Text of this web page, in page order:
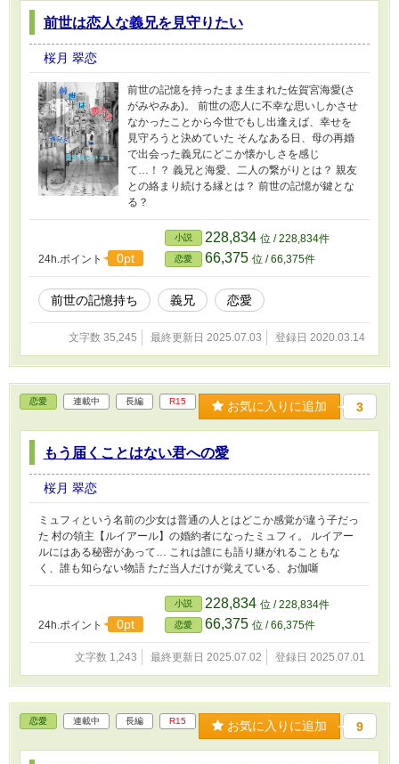
前世は恋人な義兄を見守りたい
桜月 翠恋
前世の記憶を持ったまま生まれた佐賀宮海愛(さ
がみやみあ)。 前世の恋人に不幸な思いしかさせ
なかったことから今世でもし出逢えば、幸せを
見守ろうと決めていた そんなある日、母の再婚
で出会った義兄にどこか懐かしさを感じ
て…！？ 義兄と海愛、二人の繋がりとは？ 親友
との絡まり続ける縁とは？ 前世の記憶が鍵とな
る？
24h.ポイント 0pt
小説 228,834 位 / 228,834件
恋愛 66,375 位 / 66,375件
前世の記憶持ち 義兄 恋愛
文字数 35,245 最終更新日 2025.07.03 登録日 2020.03.14
恋愛 連載中 長編 R15 お気に入りに追加 3
もう届くことはない君への愛
桜月 翠恋
ミュフィという名前の少女は普通の人とはどこか感覚が違う子だっ
た 村の領主【ルイアール】の婚約者になったミュフィ。 ルイアー
ルにはある秘密があって… これは誰にも語り継がれることもな
く、誰も知らない物語 ただ当人だけが覚えている、お伽噺
24h.ポイント 0pt
小説 228,834 位 / 228,834件
恋愛 66,375 位 / 66,375件
文字数 1,243 最終更新日 2025.07.02 登録日 2025.07.01
恋愛 連載中 長編 R15 お気に入りに追加 9